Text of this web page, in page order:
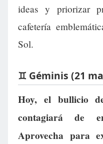
ideas y priorizar
cafetería
Sol.
♊ Géminis (21
Hoy, el bullicio
contagiará de
Aprovecha para